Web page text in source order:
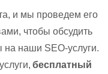
и мы проведем его
чтобы обсудить
наши SEO-услуги.
бесплатный